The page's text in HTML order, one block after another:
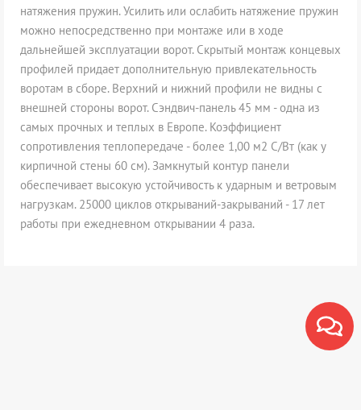
натяжения пружин. Усилить или ослабить натяжение пружин
можно непосредственно при монтаже или в ходе
дальнейшей эксплуатации ворот. Скрытый монтаж концевых
профилей придает дополнительную привлекательность
воротам в сборе. Верхний и нижний профили не видны с
внешней стороны ворот. Сэндвич-панель 45 мм - одна из
самых прочных и теплых в Европе. Коэффициент
сопротивления теплопередаче - более 1,00 м2 С/Вт (как у
кирпичной стены 60 см). Замкнутый контур панели
обеспечивает высокую устойчивость к ударным и ветровым
нагрузкам. 25000 циклов открываний-закрываний - 17 лет
работы при ежедневном открывании 4 раза.